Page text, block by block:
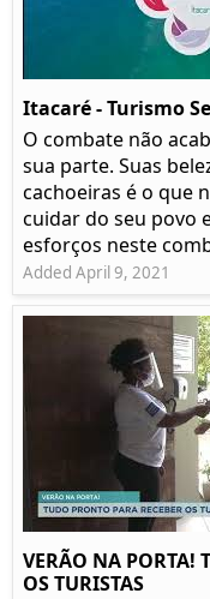
Itacaré - Turismo
O combate não
sua parte. Suas
cachoeiras é o que
cuidar do seu povo
esforços neste
Added April 9, 2021
VERÃO NA PORTA!
OS TURISTAS